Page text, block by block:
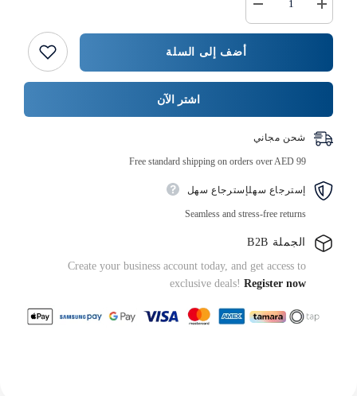
كمية
{{
المنتج
زيادة
كمية
رول
الحجم
أضف إلى السلة
اشتر الآن
شحن مجاني
Free standard shipping on orders over AED 99
إسترجاع سهلإسترجاع سهل
Seamless and stress-free returns
الجملة B2B
Create your business account today, and get access to
exclusive deals! Register now